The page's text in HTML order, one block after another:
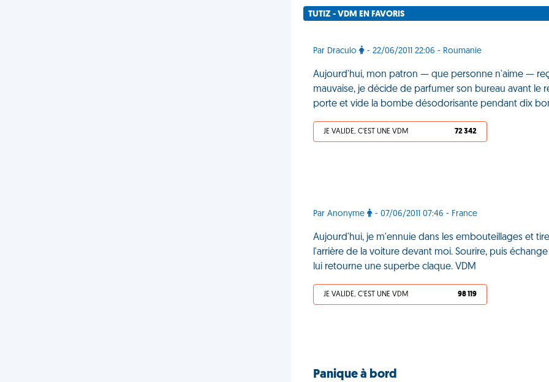
TUTIZ - VDM EN FAVORIS
Par Draculo - 22/06/2011 22:06 - Roumanie
Aujourd'hui, mon patron — que personne n'aime —
mauvaise, je décide de parfumer son bureau avant le
porte et vide la bombe désodorisante pendant dix
JE VALIDE, C'EST UNE VDM 72 342
Par Anonyme - 07/06/2011 07:46 - France
Aujourd'hui, je m'ennuie dans les embouteillages et
l'arrière de la voiture devant moi. Sourire, puis
lui retourne une superbe claque. VDM
JE VALIDE, C'EST UNE VDM 98 119
Panique à bord